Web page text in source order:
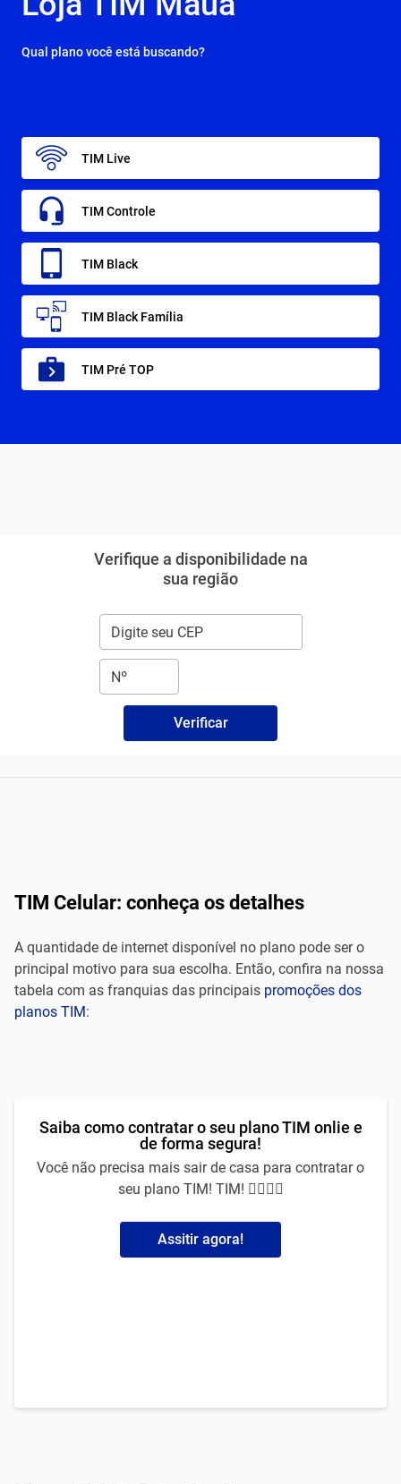
Qual plano você está buscando?
TIM Live
TIM Controle
TIM Black
TIM Black Família
TIM Pré TOP
Verifique a disponibilidade na
sua região
Verificar
TIM Celular: conheça os detalhes
A quantidade de internet disponível no plano pode ser o
principal motivo para sua escolha. Então, confira na nossa
tabela com as franquias das principais promoções dos
planos TIM:
Saiba como contratar o seu plano TIM onlie e
de forma segura!
Você não precisa mais sair de casa para contratar o
seu plano TIM! TIM! 🙅‍♀️🙅‍♂️
Assitir agora!